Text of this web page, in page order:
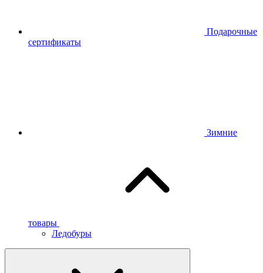
Подарочные
сертификаты
Зимние
товары
Ледобуры